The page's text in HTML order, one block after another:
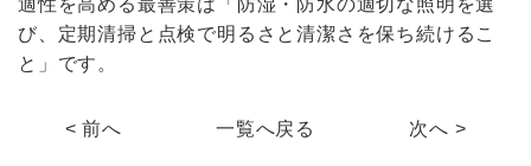
適性を高める最善策は「防湿・防水の適切な照明を選
び、定期清掃と点検で明るさと清潔さを保ち続けるこ
と」です。
< 前へ 一覧へ戻る 次へ >